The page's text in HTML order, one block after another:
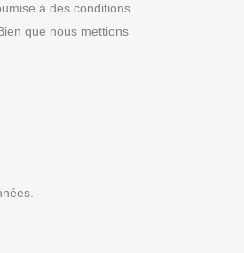
à des conditions
que nous mettions